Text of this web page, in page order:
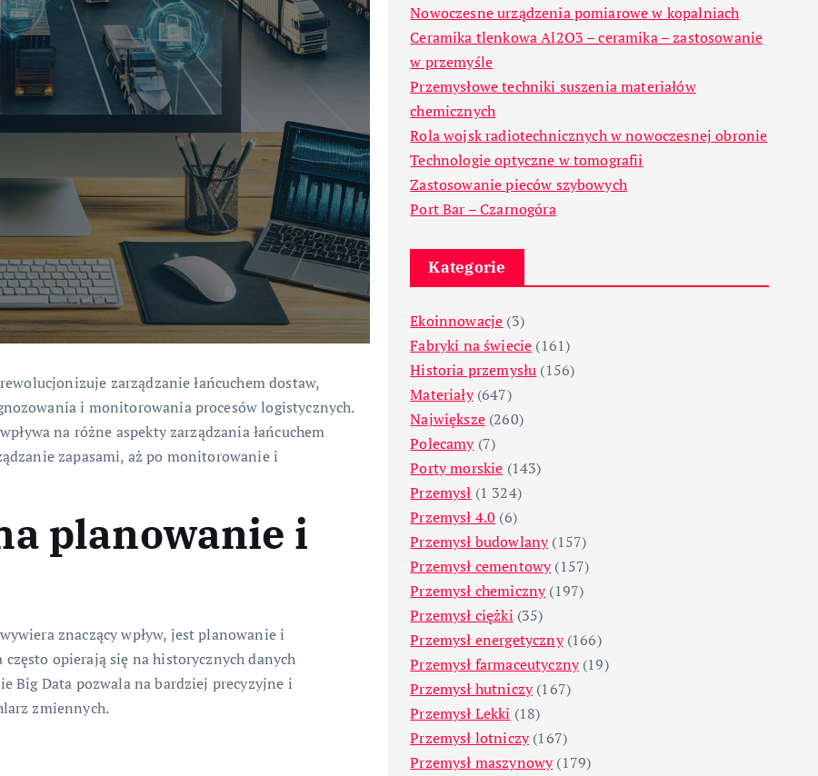
zarządzanie łańcuchem dostaw,
i monitorowania procesów logistycznych.
na różne aspekty zarządzania łańcuchem
zapasami, aż po monitorowanie i
planowanie i
znaczący wpływ, jest planowanie i
opierają się na historycznych danych
Big Data pozwala na bardziej precyzyjne i
zmiennych.
Nowoczesne urządzenia pomiarowe w kopalniach
Ceramika tlenkowa Al2O3 – ceramika – zastosowanie
w przemyśle
Przemysłowe techniki suszenia materiałów
chemicznych
Rola wojsk radiotechnicznych w nowoczesnej obronie
Technologie optyczne w tomografii
Zastosowanie pieców szybowych
Port Bar – Czarnogóra
Kategorie
Ekoinnowacje (3)
Fabryki na świecie (161)
Historia przemysłu (156)
Materiały(647)
Największe(260)
Polecamy(7)
Porty morskie (143)
Przemysł (1 324)
Przemysł 4.0 (6)
Przemysł budowlany(157)
Przemysł cementowy(157)
Przemysł chemiczny(197)
Przemysł ciężki (35)
Przemysł energetyczny(166)
Przemysł farmaceutyczny(19)
Przemysł hutniczy(167)
Przemysł Lekki (18)
Przemysł lotniczy(167)
Przemysł maszynowy(179)